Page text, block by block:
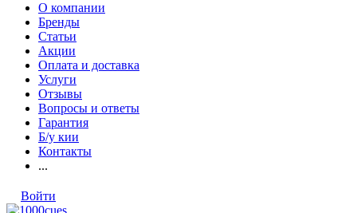
О компании
Бренды
Статьи
Акции
Оплата и доставка
Услуги
Отзывы
Вопросы и ответы
Гарантия
Б/у кии
Контакты
...
Войти